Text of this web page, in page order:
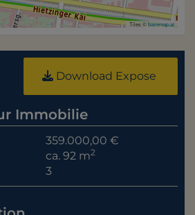
Tiles ©basemap.at
Download Expose
Immobilie
359.000,00 €
ca. 92 m2
3